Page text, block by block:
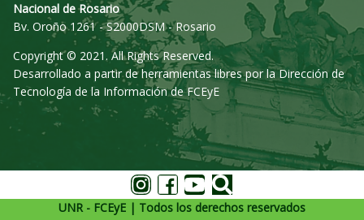
Nacional de Rosario
Bv. Oroño 1261 - S2000DSM - Rosario
Copyright © 2021. All Rights Reserved.
Desarrollado a partir de herramientas libres por la Dirección de
Tecnología de la Información de FCEyE
UNR - FCEyE | Todos los derechos reservados